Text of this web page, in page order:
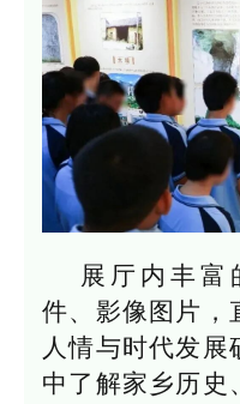
展厅内丰富
件、影像图片，
人情与时代发展
中了解家乡历史